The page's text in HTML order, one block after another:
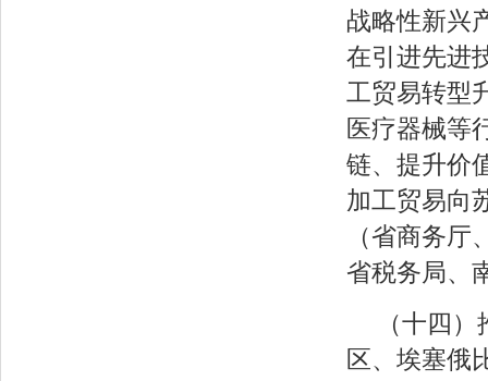
战略性新兴
在引进先进
工贸易转型
医疗器械等
链、提升价
加工贸易向
（省商务
省税务局、
（十四
区、埃塞俄